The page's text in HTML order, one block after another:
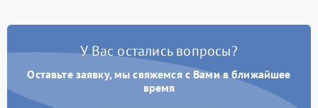
У Вас остались вопросы?
Оставьте заявку, мы свяжемся с Вами в ближайшее
время